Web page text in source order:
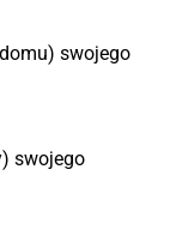
swojego
swojego